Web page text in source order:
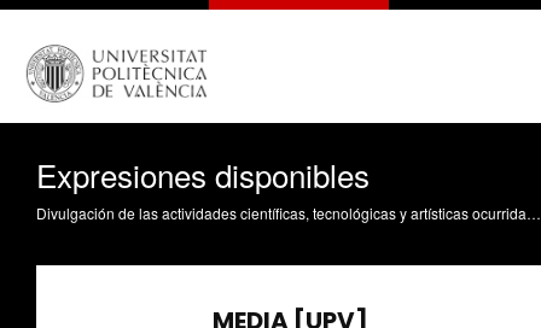
Expresiones disponibles
Divulgación de las actividades científicas, tecnológicas y artísticas ocurridas en los tres campus de la UPV